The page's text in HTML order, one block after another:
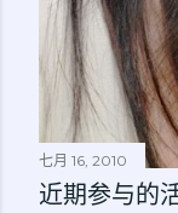
七月 16, 2010
近期参与的